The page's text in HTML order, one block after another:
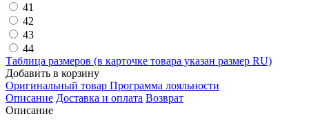
41
42
43
44
Таблица размеров (в карточке товара указан размер RU)
Добавить в корзину
Оригинальный товар Программа лояльности
Описание Доставка и оплата Возврат
Описание